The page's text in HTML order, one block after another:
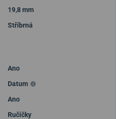
19,8 mm
Stříbrná
Ano
Datum
Ano
Ručičky